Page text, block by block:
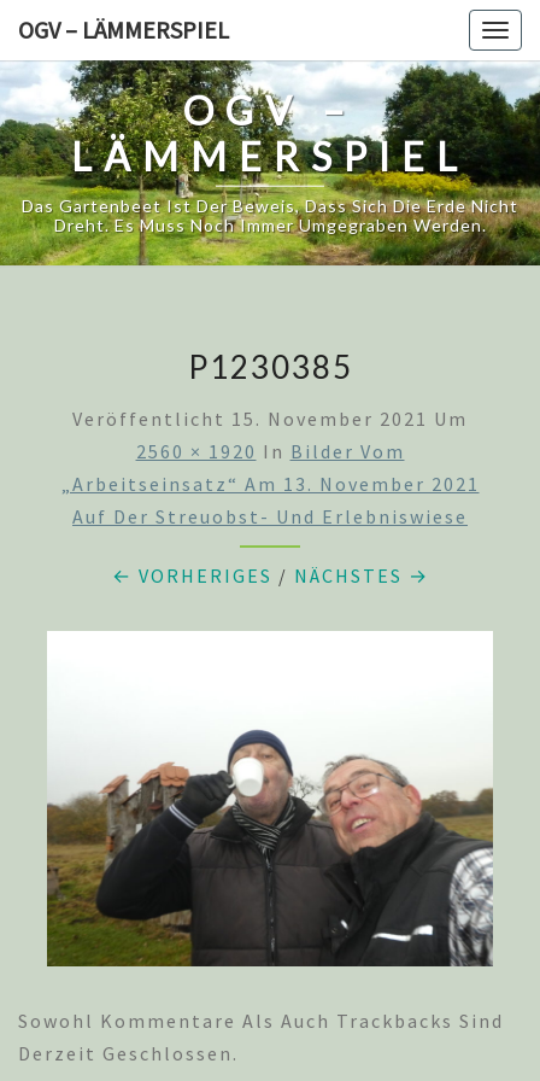
content
OGV – LÄMMERSPIEL
OGV –
LÄMMERSPIEL
Das Gartenbeet Ist Der Beweis, Dass Sich Die Erde Nicht
Dreht. Es Muss Noch Immer Umgegraben Werden.
P1230385
Veröffentlicht 15. November 2021 Um
2560 × 1920 In Bilder Vom
„Arbeitseinsatz“ Am 13. November 2021
Auf Der Streuobst- Und Erlebniswiese
← VORHERIGES / NÄCHSTES →
Sowohl Kommentare Als Auch Trackbacks Sind
Derzeit Geschlossen.